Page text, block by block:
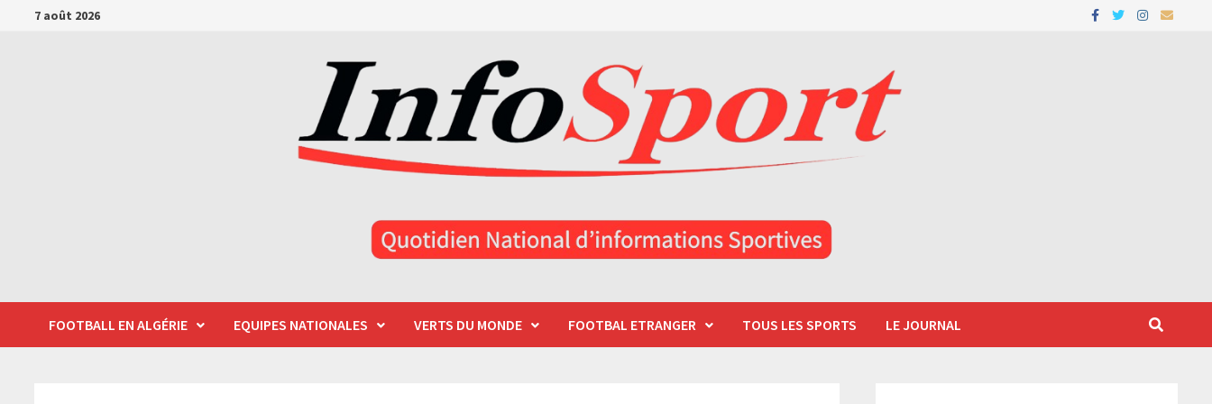
Passer7 août 2026
FOOTBALL EN ALGÉRIE EQUIPES NATIONALES VERTS DU MONDE FOOTBAL ETRANGER TOUS LES SPORTS LE JOURNAL